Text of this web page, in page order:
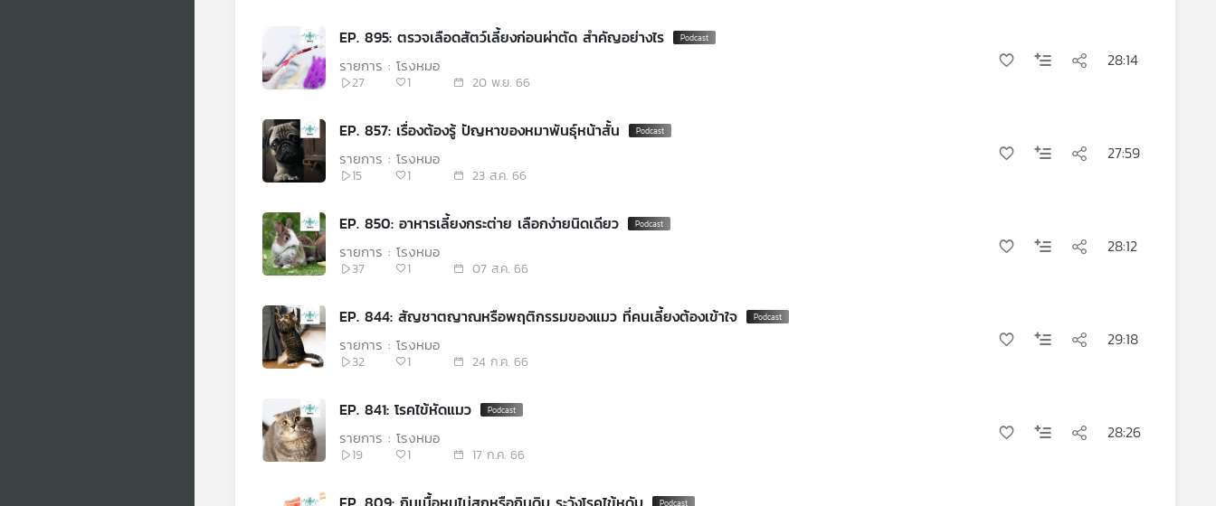
EP. 895: ตรวจเลือดสัตว์เลี้ยงก่อนผ่าตัด สำคัญอย่างไร
27 1 20 พ.ย. 66
รายการ : โรงหมอ 28:14
EP. 857: เรื่องต้องรู้ ปัญหาของหมาพันธุ์หน้าสั้น
15 1 23 ส.ค. 66
รายการ : โรงหมอ 27:59
EP. 850: อาหารเลี้ยงกระต่าย เลือกง่ายนิดเดียว
37 1 07 ส.ค. 66
รายการ : โรงหมอ 28:12
EP. 844: สัญชาตญาณหรือพฤติกรรมของแมว ที่คนเลี้ยงต้องเข้าใจ
32 1 24 ก.ค. 66
รายการ : โรงหมอ 29:18
EP. 841: โรคไข้หัดแมว
19 1 17 ก.ค. 66
รายการ : โรงหมอ 28:26